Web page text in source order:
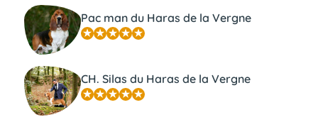
Pac man du Haras de la Vergne
CH. Silas du Haras de la Vergne